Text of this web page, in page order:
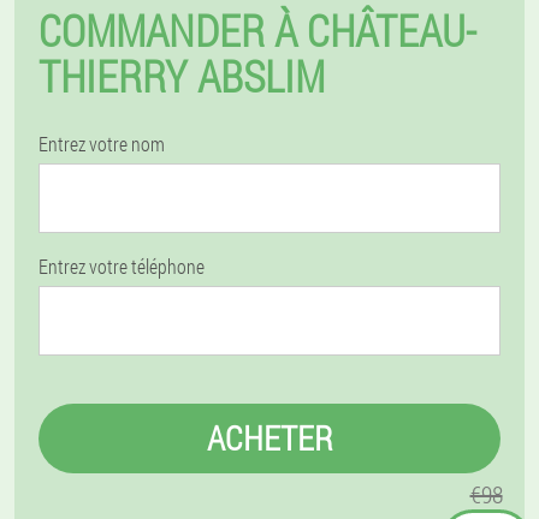
COMMANDER À CHÂTEAU-
THIERRY ABSLIM
Entrez votre nom
Entrez votre téléphone
ACHETER
€98